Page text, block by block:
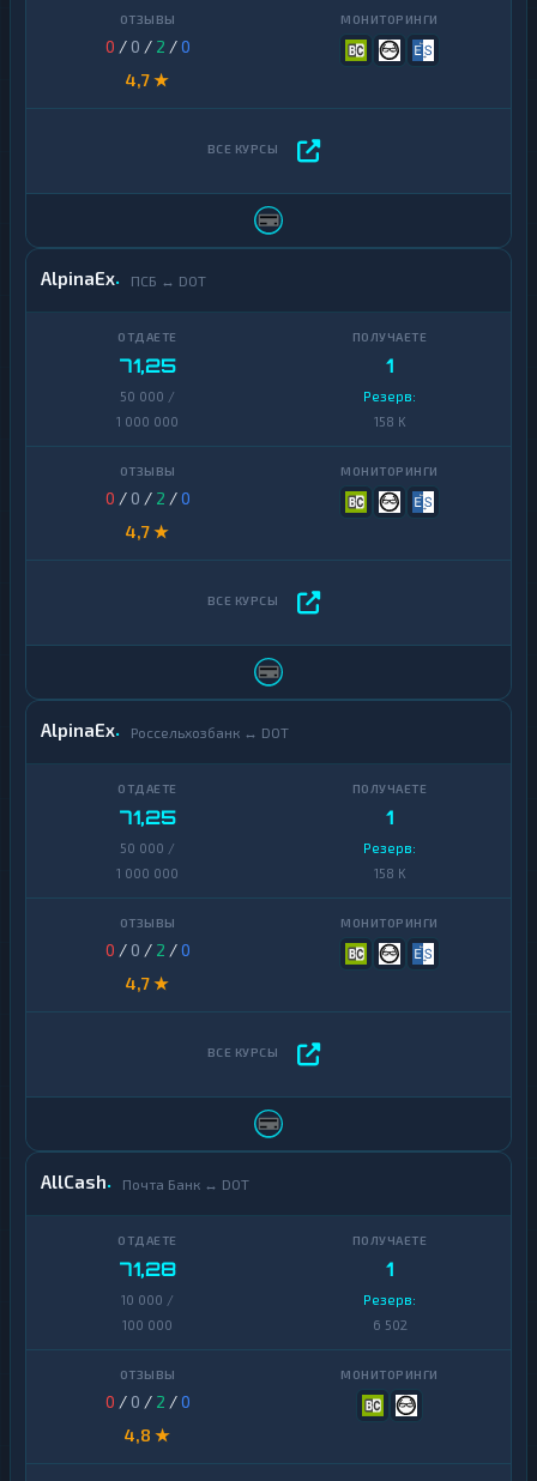
0 / 0 / 2 /0
4,7 ★
AlpinaEx ПСБ ↔ DOT
71,25
50 000 /
1 000 000
1
Резерв:
158 K
0 / 0 / 2 /0
4,7 ★
AlpinaEx Россельхозбанк ↔ DOT
71,25
50 000 /
1 000 000
1
Резерв:
158 K
0 / 0 / 2 /0
4,7 ★
AllCash Почта Банк ↔ DOT
71,28
10 000 /
100 000
1
Резерв:
6 502
0 / 0 / 2 /0
4,8 ★